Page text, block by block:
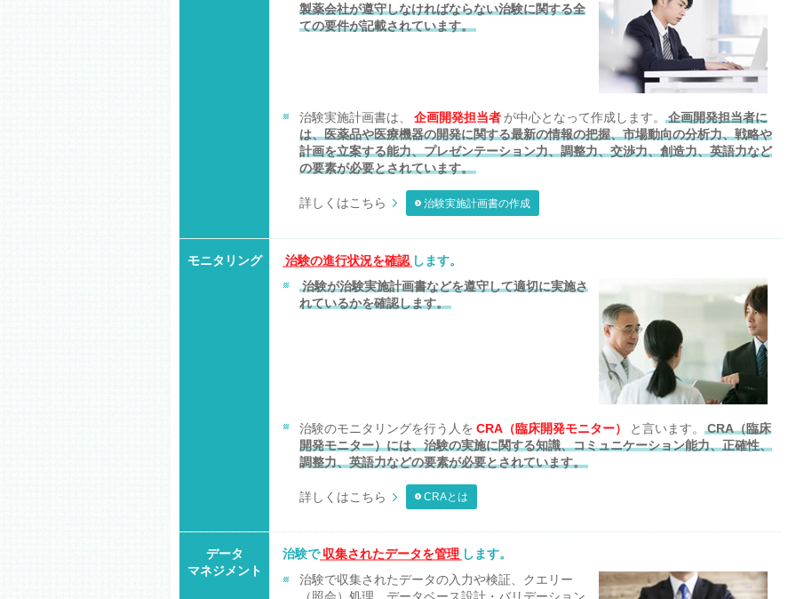
製薬会社が遵守しなければならない治験に関する全
ての要件が記載されています。
治験実施計画書は、 企画開発担当者 が中心となって作成します。企画開発担当者に
は、医薬品や医療機器の開発に関する最新の情報の把握、市場動向の分析力、戦略や
計画を立案する能力、プレゼンテーション力、調整力、交渉力、創造力、英語力など
の要素が必要とされています。
詳しくはこちら 治験実施計画書の作成
モニタリング 治験の進行状況を確認 します。
治験が治験実施計画書などを遵守して適切に実施さ
れているかを確認します。
治験のモニタリングを行う人を CRA（臨床開発モニター） と言います。CRA（臨床
開発モニター）には、治験の実施に関する知識、コミュニケーション能力、正確性、
調整力、英語力などの要素が必要とされています。
詳しくはこちら CRAとは
データ
マネジメント
治験で 収集されたデータを管理 します。
治験で収集されたデータの入力や検証、クエリー